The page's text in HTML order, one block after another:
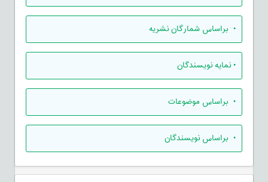
• براساس شمارگان نشریه
•نمایه نویسندگان
• براساس موضوعات
• براساس نویسندگان